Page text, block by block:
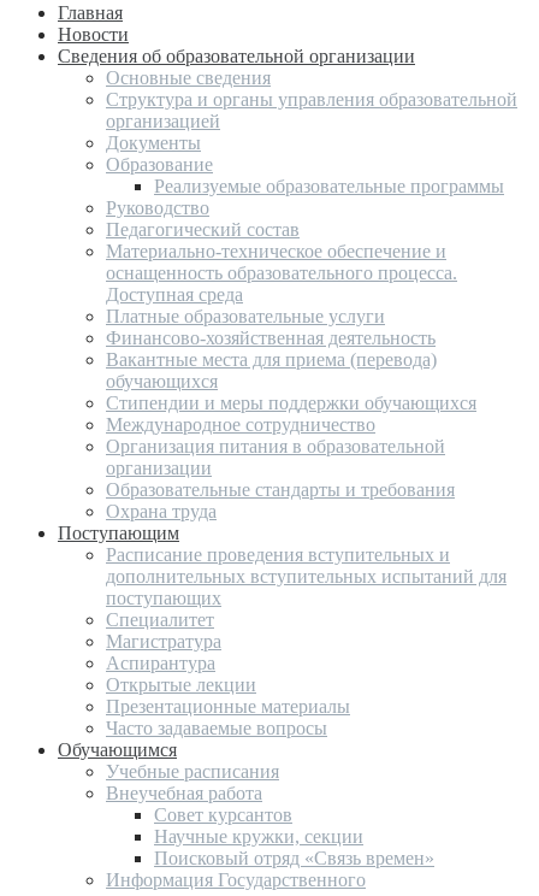
Главная
Новости
Сведения об образовательной организации
Основные сведения
Структура и органы управления образовательной
организацией
Документы
Образование
Реализуемые образовательные программы
Руководство
Педагогический состав
Материально-техническое обеспечение и
оснащенность образовательного процесса.
Доступная среда
Платные образовательные услуги
Финансово-хозяйственная деятельность
Вакантные места для приема (перевода)
обучающихся
Стипендии и меры поддержки обучающихся
Международное сотрудничество
Организация питания в образовательной
организации
Образовательные стандарты и требования
Охрана труда
Поступающим
Расписание проведения вступительных и
дополнительных вступительных испытаний для
поступающих
Специалитет
Магистратура
Аспирантура
Открытые лекции
Презентационные материалы
Часто задаваемые вопросы
Обучающимся
Учебные расписания
Внеучебная работа
Совет курсантов
Научные кружки, секции
Поисковый отряд «Связь времен»
Информация Государственного